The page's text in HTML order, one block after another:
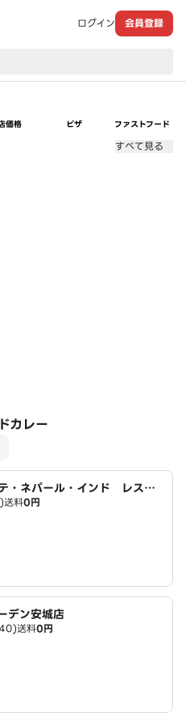
ログイン 会員登録
価格 ピザ ファストフード
すべて見る
カレー
・ネパール・インド レスト
送料0円
デン安城店
送料0円